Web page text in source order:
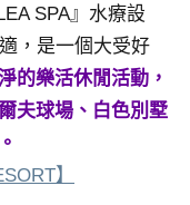
SPA』水療設
，是一個大受好
的樂活休閒活動，
夫球場、白色別墅
】